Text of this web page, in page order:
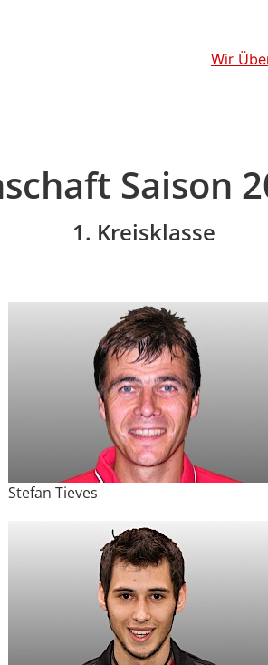
Wir
Saison
1. Kreisklasse
Stefan Tieves